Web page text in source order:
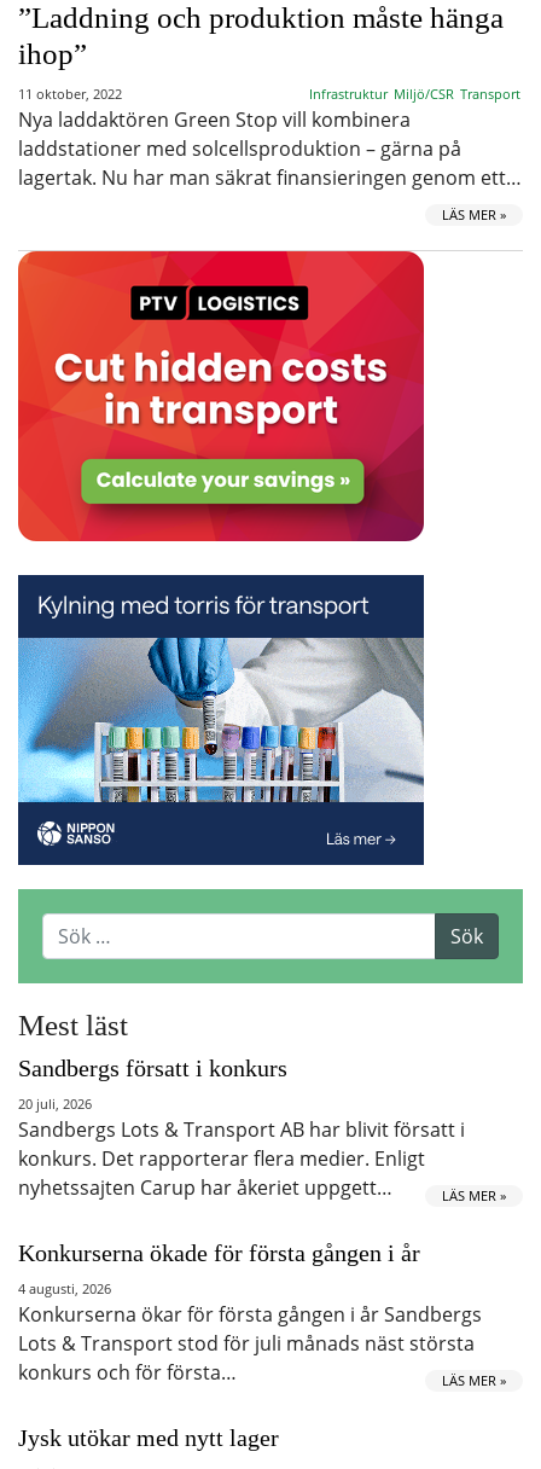
”Laddning och produktion måste hänga
ihop”
11 oktober, 2022 Infrastruktur Miljö/CSR Transport
Nya laddaktören Green Stop vill kombinera
laddstationer med solcellsproduktion – gärna på
lagertak. Nu har man säkrat finansieringen genom ett…
LÄS MER »
Mest läst
Sandbergs försatt i konkurs
20 juli, 2026
Sandbergs Lots & Transport AB har blivit försatt i
konkurs. Det rapporterar flera medier. Enligt
nyhetssajten Carup har åkeriet uppgett…
LÄS MER »
Konkurserna ökade för första gången i år
4 augusti, 2026
Konkurserna ökar för första gången i år Sandbergs
Lots & Transport stod för juli månads näst största
konkurs och för första…
LÄS MER »
Jysk utökar med nytt lager